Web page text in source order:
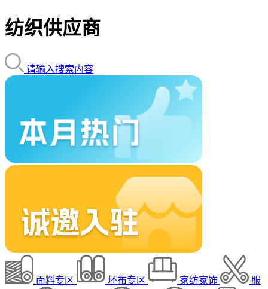
纺织供应商
请输入搜索内容
面料专区 坯布专区 家纺家饰 服